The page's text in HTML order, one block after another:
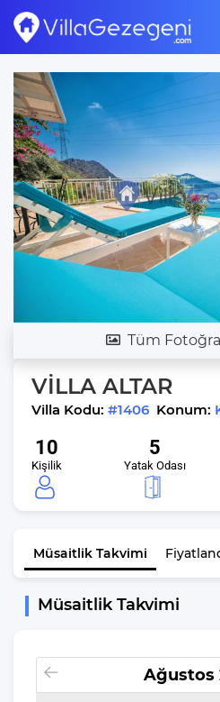
Tüm
VİLLA ALTAR
Villa Kodu: #1406 Konum:
10
Kişilik
5
Yatak Odası
Müsaitlik Takvimi
Müsaitlik Takvimi
Ağustos